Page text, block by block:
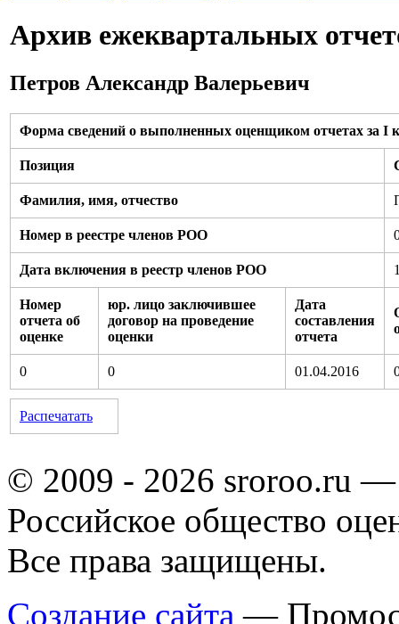
Архив ежеквартальных
Петров Александр Валерьевич
Форма сведений о выполненных оценщиком отчетах за I
Позиция
Фамилия, имя, отчество
Номер в реестре членов РОО
Дата включения в реестр членов РОО
Номер
отчета об
оценке
юр. лицо заключившее
договор на проведение
оценки
Дата
составления
отчета
0 0 01.04.2016
Распечатать
© 2009 - 2026 sroroo.ru —
Российское общество
Все права защищены.
Создание сайта —